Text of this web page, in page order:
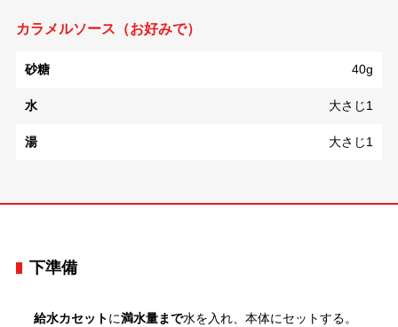
カラメルソース（お好みで）
砂糖 40g
水 大さじ1
湯 大さじ1
下準備
給水カセットに満水量まで水を入れ、本体にセットする。